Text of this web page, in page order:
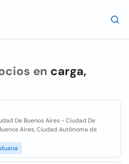
en carga,
De Buenos Aires - Ciudad De
Aires, Ciudad Autónoma de